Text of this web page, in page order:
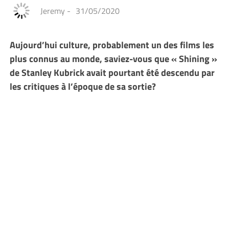
Jeremy - 31/05/2020
Aujourd’hui culture, probablement un des films les
plus connus au monde, saviez-vous que « Shining »
de Stanley Kubrick avait pourtant été descendu par
les critiques à l’époque de sa sortie?